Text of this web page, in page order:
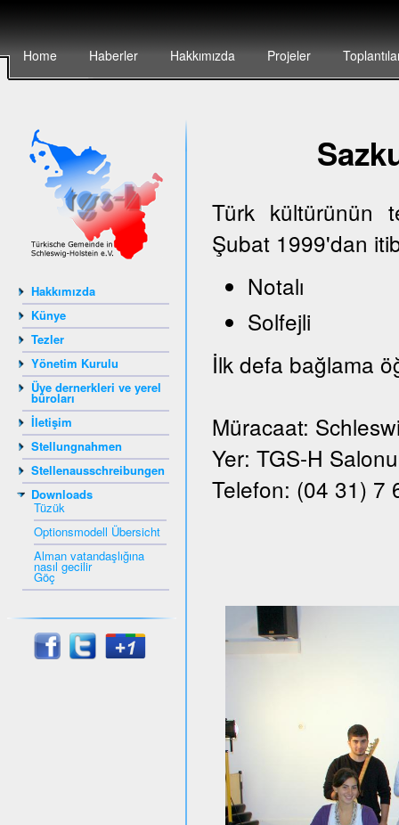
Home Haberler Hakkımızda Projeler
Hakkımızda
Künye
Tezler
Yönetim Kurulu
Üye dernerkleri ve yerel
büroları
İletişim
Stellungnahmen
Stellenausschreibungen
Downloads
Tüzük
Optionsmodell Übersicht
Alman vatandaşlığına
nasıl gecilir
Göç
Türk kültürünün
Şubat 1999'dan
Notalı
Solfejli
İlk defa bağlama
Müracaat:
Yer: TGS-H
Telefon: (04 31) 7